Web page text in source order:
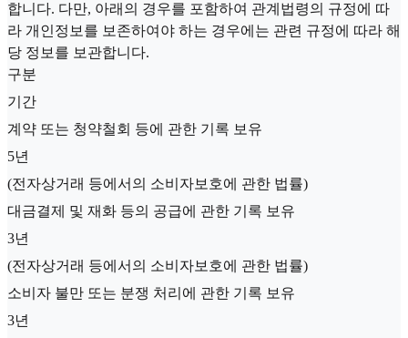
합니다. 다만, 아래의 경우를 포함하여 관계법령의 규정에 따
라 개인정보를 보존하여야 하는 경우에는 관련 규정에 따라 해
당 정보를 보관합니다.
구분
기간
계약 또는 청약철회 등에 관한 기록 보유
5년
(전자상거래 등에서의 소비자보호에 관한 법률)
대금결제 및 재화 등의 공급에 관한 기록 보유
3년
(전자상거래 등에서의 소비자보호에 관한 법률)
소비자 불만 또는 분쟁 처리에 관한 기록 보유
3년